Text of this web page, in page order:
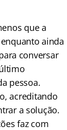
que a
ainda
conversar
pessoa.
acreditando
a solução.
faz com